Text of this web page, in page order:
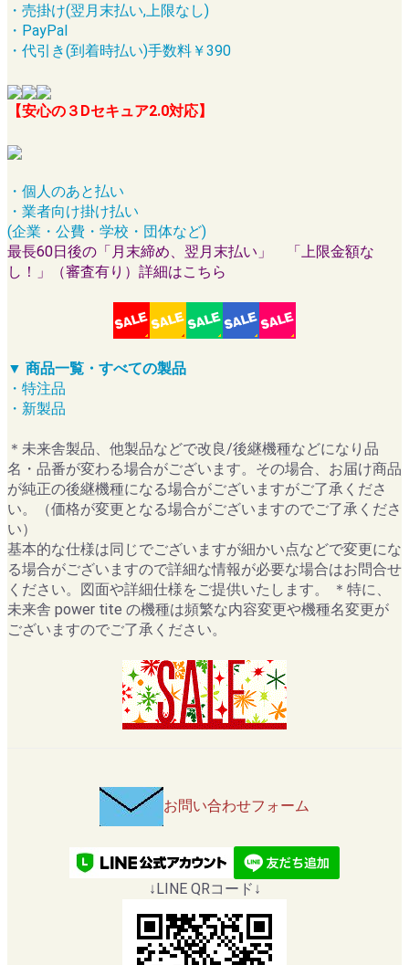
・売掛け(翌月末払い,上限なし)
・PayPal
・代引き(到着時払い)手数料￥390
【安心の３Dセキュア2.0対応】
・個人のあと払い
・業者向け掛け払い
(企業・公費・学校・団体など)
最長60日後の「月末締め、翌月末払い」 「上限金額な
し！」（審査有り）詳細はこちら
▼ 商品一覧・すべての製品
・特注品
・新製品
＊未来舎製品、他製品などで改良/後継機種などになり品
名・品番が変わる場合がございます。その場合、お届け商品
が純正の後継機種になる場合がございますがご了承くださ
い。（価格が変更となる場合がございますのでご了承くださ
い）
基本的な仕様は同じでございますが細かい点などで変更にな
る場合がございますので詳細な情報が必要な場合はお問合せ
ください。図面や詳細仕様をご提供いたします。 ＊特に、
未来舎 power tite の機種は頻繁な内容変更や機種名変更が
ございますのでご了承ください。
お問い合わせフォーム
↓LINE QRコード↓